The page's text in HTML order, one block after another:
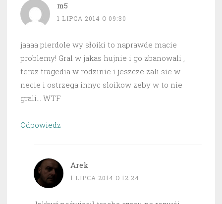
m5
1 LIPCA 2014 O 09:30
jaaaa pierdole wy słoiki to naprawde macie
problemy! Gral w jakas hujnie i go zbanowali ,
teraz tragedia w rodzinie i jeszcze zali sie w
necie i ostrzega innyc sloikow zeby w to nie
grali… WTF
Odpowiedz
Arek
1 LIPCA 2014 O 12:24